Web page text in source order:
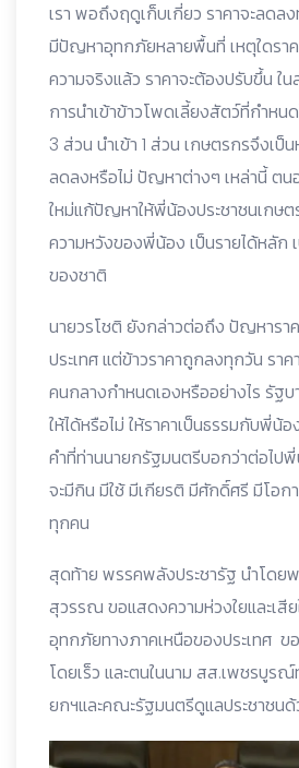
เรา พอถึงฤดูเก็บเกี่ยว ราคาจะลดล
มีปัญหาอุทกภัยหลายพื้นที่ เหตุใดราค
ความจริงแล้ว ราคาจะต้องปรับขึ้น ใ
การนำเข้าข้าวโพดเลี้ยงสัตว์ที่กำหนด
3 ส่วน นำเข้า 1 ส่วน เกษตรกรจึงเป็
ลดลงหรือไม่ ปัญหาต่างๆ เหล่านี้ ต
ใหม่แก้ปัญหาให้พี่น้องประชาชนเกษ
ความหวังของพี่น้อง เป็นรายได้หลัก
ของชาติ
นายวรโชติ ยังกล่าวต่อถึง ปัญหารา
ประเทศ แต่ข้าวราคาถูกลงทุกวัน รา
คนกลางกำหนดเองหรืออย่างไร รัฐบ
ให้ได้หรือไม่ ให้ราคาเป็นธรรมกับพี่น้
คำที่ท่านนายกรัฐมนตรีบอกว่าต่อไปพี่
จะมีกิน มีใช้ มีเกียรติ มีศักดิ์ศรี มีโอก
ทุกคน
สุดท้าย พรรคพลังประชารัฐ นำโดย
สุวรรณ ขอแสดงความห่วงใยและเสี
อุทกภัยทางภาคเหนือของประเทศ ข
โดยเร็ว และตนในนาม สส.เพชรบูร
ยกฯและคณะรัฐมนตรีดูแลประชาชนด้